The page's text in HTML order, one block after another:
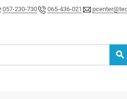
057-230-730 065-436-021
search